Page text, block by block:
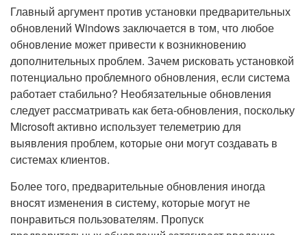
Главный аргумент против установки предварительных
обновлений Windows заключается в том, что любое
обновление может привести к возникновению
дополнительных проблем. Зачем рисковать установкой
потенциально проблемного обновления, если система
работает стабильно? Необязательные обновления
следует рассматривать как бета-обновления, поскольку
Microsoft активно использует телеметрию для
выявления проблем, которые они могут создавать в
системах клиентов.
Более того, предварительные обновления иногда
вносят изменения в систему, которые могут не
понравиться пользователям. Пропуск